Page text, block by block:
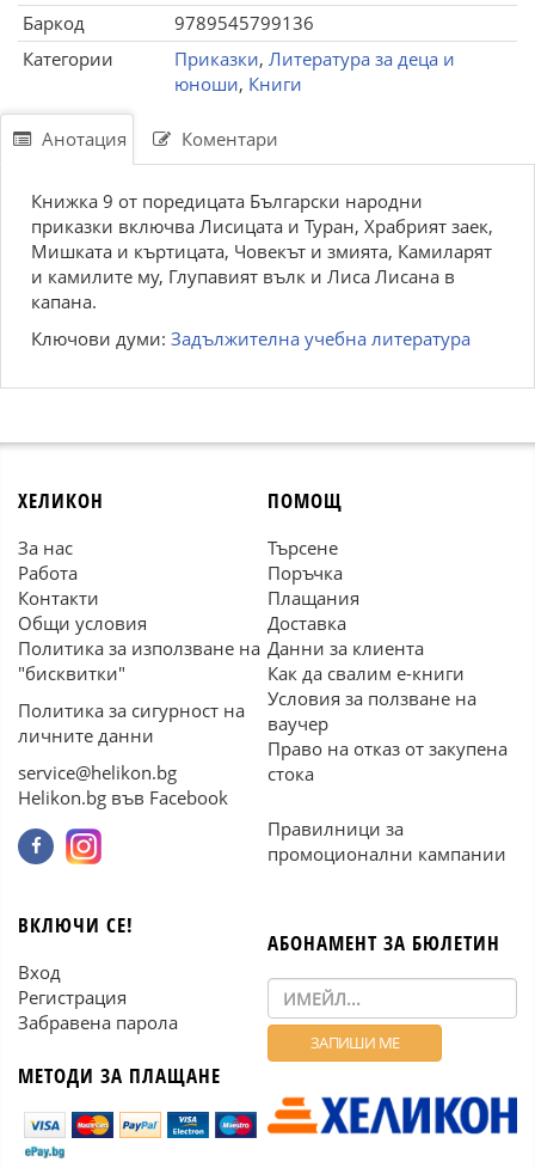
Баркод
9789545799136
Категории
Приказки, Литература за деца и
юноши, Книги
Анотация Коментари
Книжка 9 от поредицата Български народни
приказки включва Лисицата и Туран, Храбрият заек,
Мишката и къртицата, Човекът и змията, Камиларят
и камилите му, Глупавият вълк и Лиса Лисана в
капана.
Ключови думи: Задължителна учебна литература
ХЕЛИКОН
За нас
Работа
Контакти
Общи условия
Политика за използване на
"бисквитки"
Политика за сигурност на
личните данни
service@helikon.bg
Helikon.bg във Facebook
ПОМОЩ
Търсене
Поръчка
Плащания
Доставка
Данни за клиента
Как да свалим е-книги
Условия за ползване на
ваучер
Право на отказ от закупена
стока
Правилници за
промоционални кампании
ВКЛЮЧИ СЕ!
Вход
Регистрация
Забравена парола
МЕТОДИ ЗА ПЛАЩАНЕ
АБОНАМЕНТ ЗА БЮЛЕТИН